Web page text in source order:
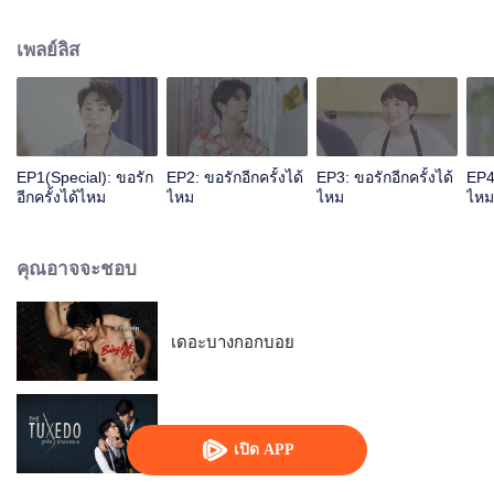
เปิด APP
การเริ่มต้นใหม่อาจเป็นทางเลือกที่ดีที่สุดสำหรับ "สีไม้" ที่เคยถูกเรียกว่า เนิร์ด บอย
เพราะชีวิตที่สนใจแต่หนังสือและเรื่องเรียน วันหนึ่งกลับต้องเปลี่ยนไปเพราะน้องรหัส
สุดฮ็อตของตนเองอย่าง "โซ่" ที่ทำให้หัวใจเริ่มว้าวุ่นและเจ็บปวดไปพร้อมๆกันนั้น
ทำให้เขาต้องสลัดภาพหนุ่มเนิร์ดของเขาทิ้งไปพร้อมกับอดีตที่ฝังใจ "การ
เปลี่ยนแปลงครั้งยิ่งใหญ่จะนำพาให้พวกเขาไปสู่จุดเริ่มต้นอีกครั้ง..."
เพลย์ลิส
EP1(Special): ขอรัก
อีกครั้งได้ไหม
EP2: ขอรักอีกครั้งได้
ไหม
EP3: ขอรักอีกครั้งได้
ไหม
ไหม
คุณอาจจะชอบ
เดอะบางกอกบอย